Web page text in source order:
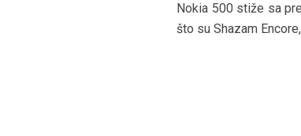
Nokia 500 stiže sa
što su Shazam